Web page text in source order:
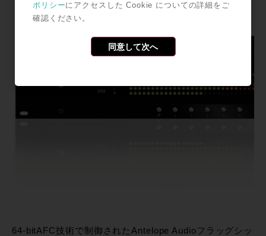
64-bitAFC技術で制御されたAntelope Audioフラッグシッ
ポリシーにアクセスした Cookie についての詳細をご
確認ください。
同意して次へ